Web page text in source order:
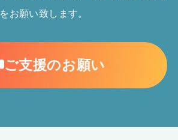
をお願い致します。
ご支援のお願い